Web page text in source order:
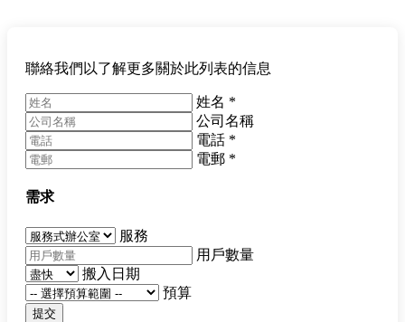
聯絡我們以了解更多關於此列表的信息
姓名 *
公司名稱
電話 *
電郵 *
需求
服務
用戶數量
搬入日期
預算
提交